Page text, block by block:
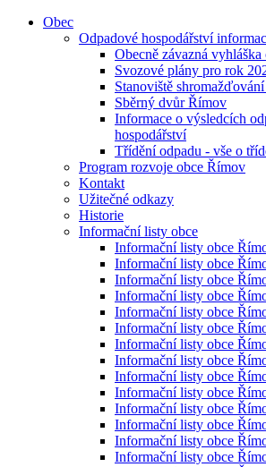
Obec
Odpadové hospodářství
Obecně závazná
Svozové plány pro rok
Stanoviště
Sběrný dvůr Římov
Informace o výsledcích
hospodářství
Třídění odpadu - vše o
Program rozvoje obce Římov
Kontakt
Užitečné odkazy
Historie
Informační listy obce
Informační listy obce
Informační listy obce
Informační listy obce
Informační listy obce
Informační listy obce
Informační listy obce
Informační listy obce
Informační listy obce
Informační listy obce
Informační listy obce
Informační listy obce
Informační listy obce
Informační listy obce
Informační listy obce